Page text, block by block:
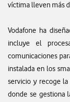
víctima lleven más
Vodafone ha
incluye el
comunicaciones
instalada en los
servicio y recoge
donde se gestiona